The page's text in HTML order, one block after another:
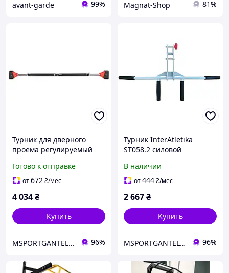
avant-garde 99% Magnat-Shop 81%
Турник для дверного
проема регулируемый
подтягиваний и
отжиманий.
Готово к отправке
от672₴/мес
4 034₴
Купить
MSPORTGANTELI - інтернет магазин спортивних товарів 96%
Турник InterAtletika
ST058.2 силовой
подтягиваний до 140 кг
для дома.
В наличии
от444₴/мес
2 667₴
Купить
MSPORTGANTELI - інтернет магазин спортивних товарів 96%